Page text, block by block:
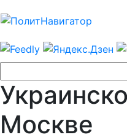
Москве